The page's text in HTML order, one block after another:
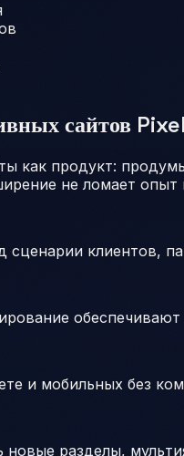
сайтов
как продукт:
не ломает
сценарии клиентов,
и мобильных без
новые разделы,